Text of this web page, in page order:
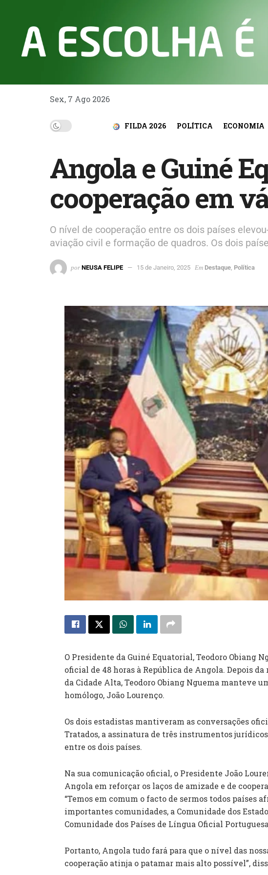
Sex, 7 Ago 2026
FILDA 2026 POLÍTICA ECONOMIA
Angola e Guiné
cooperação em
O nível de cooperação entre os dois países
aviação civil e formação de quadros. Os dois
por NEUSA FELIPE 15 de Janeiro, 2025 Em Destaque, Política
O Presidente da Guiné Equatorial, Teodoro Obiang
oficial de 48 horas à República de Angola. Depois
da Cidade Alta, Teodoro Obiang Nguema manteve
homólogo, João Lourenço.
Os dois estadistas mantiveram as conversações
Tratados, a assinatura de três instrumentos
entre os dois países.
Na sua comunicação oficial, o Presidente João
Angola em reforçar os laços de amizade e de
“Temos em comum o facto de sermos todos países
importantes comunidades, a Comunidade dos
Comunidade dos Países de Língua Oficial
Portanto, Angola tudo fará para que o nível das
cooperação atinja o patamar mais alto possível”,